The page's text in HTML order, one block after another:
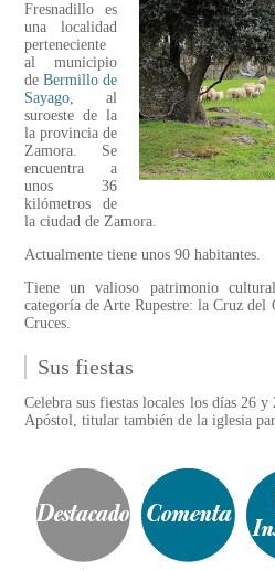
Fresnadillo es
una localidad
perteneciente
al municipio
de Bermillo de
Sayago, al
suroeste de la
la provincia de
Zamora. Se
encuentra a
unos 36
kilómetros de
la ciudad de Zamora.
Actualmente tiene unos 90 habitantes.
Tiene un valioso patrimonio
categoría de Arte Rupestre: la Cruz del
Cruces.
Sus fiestas
Celebra sus fiestas locales los días 26
Apóstol, titular también de la iglesia